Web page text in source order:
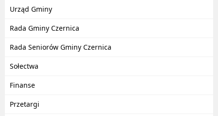
Urząd Gminy
Rada Gminy Czernica
Rada Seniorów Gminy Czernica
Sołectwa
Finanse
Przetargi